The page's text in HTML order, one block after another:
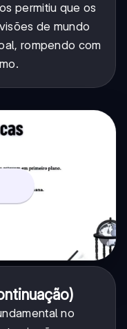
permitiu que os
de mundo
rompendo com
no